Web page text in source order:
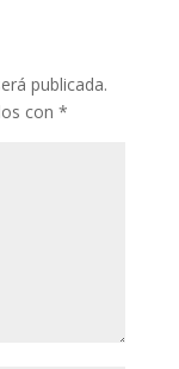
publicada.
con *